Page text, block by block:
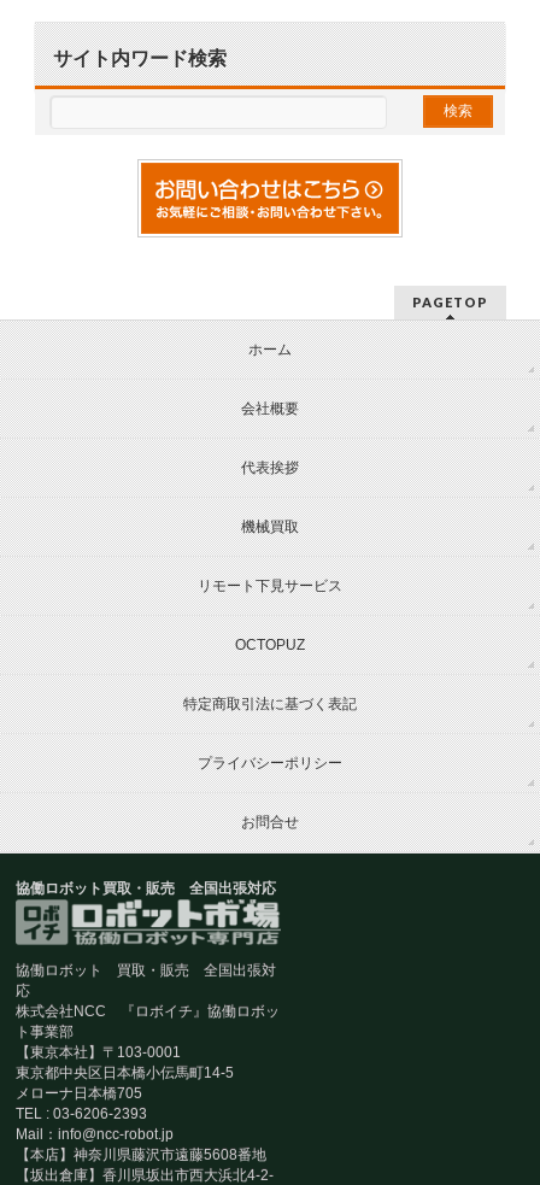
サイト内ワード検索
PAGETOP
ホーム
会社概要
代表挨拶
機械買取
リモート下見サービス
OCTOPUZ
特定商取引法に基づく表記
プライバシーポリシー
お問合せ
協働ロボット買取・販売 全国出張対応
協働ロボット 買取・販売 全国出張対
応
株式会社NCC 『ロボイチ』協働ロボッ
ト事業部
【東京本社】〒103-0001
東京都中央区日本橋小伝馬町14-5
メローナ日本橋705
TEL : 03-6206-2393
Mail：info@ncc-robot.jp
【本店】神奈川県藤沢市遠藤5608番地
【坂出倉庫】香川県坂出市西大浜北4-2-